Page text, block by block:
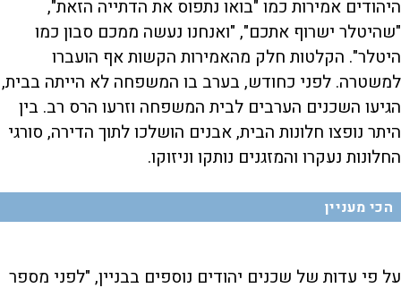
היהודים אמירות כמו "בואו נתפוס את הדתייה הזאת",
"שהיטלר ישרוף אתכם", "ואנחנו נעשה ממכם סבון כמו
היטלר". הקלטות חלק מהאמירות הקשות אף הועברו
למשטרה. לפני כחודש, בערב בו המשפחה לא הייתה בבית,
הגיעו השכנים הערבים לבית המשפחה וזרעו הרס רב. בין
היתר נופצו חלונות הבית, אבנים הושלכו לתוך הדירה, סורגי
החלונות נעקרו והמזגנים נותקו וניזוקו.
הכי מעניין
על פי עדות של שכנים יהודים נוספים בבניין, "לפני מספר